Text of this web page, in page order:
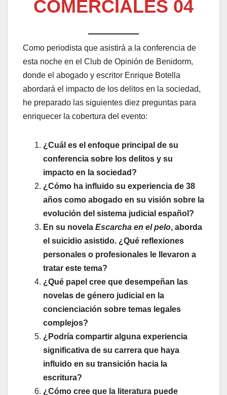
COMERCIALES 04
Como periodista que asistirá a la conferencia de
esta noche en el Club de Opinión de Benidorm,
donde el abogado y escritor Enrique Botella
abordará el impacto de los delitos en la sociedad,
he preparado las siguientes diez preguntas para
enriquecer la cobertura del evento:
¿Cuál es el enfoque principal de su
conferencia sobre los delitos y su
impacto en la sociedad?
¿Cómo ha influido su experiencia de 38
años como abogado en su visión sobre la
evolución del sistema judicial español?
En su novela Escarcha en el pelo, aborda
el suicidio asistido. ¿Qué reflexiones
personales o profesionales le llevaron a
tratar este tema?
¿Qué papel cree que desempeñan las
novelas de género judicial en la
concienciación sobre temas legales
complejos?
¿Podría compartir alguna experiencia
significativa de su carrera que haya
influido en su transición hacia la
escritura?
¿Cómo cree que la literatura puede